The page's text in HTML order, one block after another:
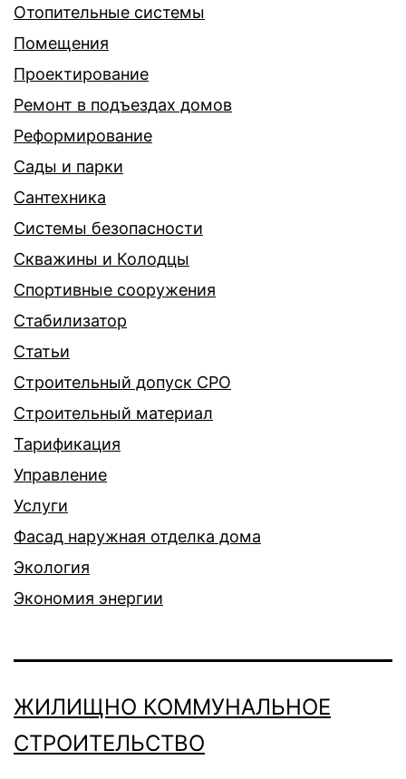
Отопительные системы
Помещения
Проектирование
Ремонт в подъездах домов
Реформирование
Сады и парки
Сантехника
Системы безопасности
Скважины и Колодцы
Спортивные сооружения
Стабилизатор
Статьи
Строительный допуск СРО
Строительный материал
Тарификация
Управление
Услуги
Фасад наружная отделка дома
Экология
Экономия энергии
ЖИЛИЩНО КОММУНАЛЬНОЕ
СТРОИТЕЛЬСТВО